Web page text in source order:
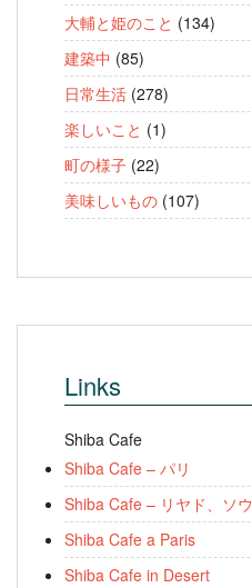
大輔と姫のこと (134)
建築中 (85)
日常生活 (278)
楽しいこと (1)
町の様子 (22)
美味しいもの (107)
Links
Shiba Cafe
Shiba Cafe – パリ
Shiba Cafe – リヤド、ソ
Shiba Cafe a Paris
Shiba Cafe in Desert